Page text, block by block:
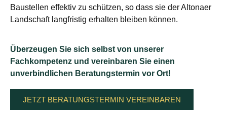
Baustellen effektiv zu schützen, so dass sie der Altonaer
Landschaft langfristig erhalten bleiben können.
Überzeugen Sie sich selbst von unserer
Fachkompetenz und vereinbaren Sie einen
unverbindlichen Beratungstermin vor Ort!
JETZT BERATUNGSTERMIN VEREINBAREN